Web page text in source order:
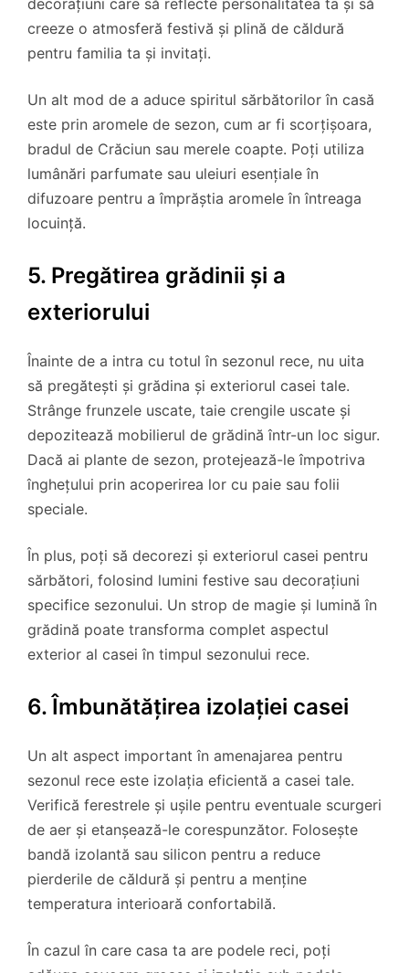
creeze o atmosferă festivă și plină de căldură
pentru familia ta și invitați.
Un alt mod de a aduce spiritul sărbătorilor în casă
este prin aromele de sezon, cum ar fi scorțișoara,
bradul de Crăciun sau merele coapte. Poți utiliza
lumânări parfumate sau uleiuri esențiale în
difuzoare pentru a împrăștia aromele în întreaga
locuință.
5. Pregătirea grădinii și a
exteriorului
Înainte de a intra cu totul în sezonul rece, nu uita
să pregătești și grădina și exteriorul casei tale.
Strânge frunzele uscate, taie crengile uscate și
depozitează mobilierul de grădină într-un loc sigur.
Dacă ai plante de sezon, protejează-le împotriva
înghețului prin acoperirea lor cu paie sau folii
speciale.
În plus, poți să decorezi și exteriorul casei pentru
sărbători, folosind lumini festive sau decorațiuni
specifice sezonului. Un strop de magie și lumină în
grădină poate transforma complet aspectul
exterior al casei în timpul sezonului rece.
6. Îmbunătățirea izolației casei
Un alt aspect important în amenajarea pentru
sezonul rece este izolația eficientă a casei tale.
Verifică ferestrele și ușile pentru eventuale scurgeri
de aer și etanșează-le corespunzător. Folosește
bandă izolantă sau silicon pentru a reduce
pierderile de căldură și pentru a menține
temperatura interioară confortabilă.
În cazul în care casa ta are podele reci, poți